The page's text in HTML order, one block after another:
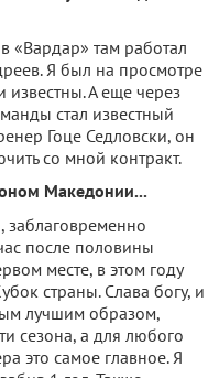
«Вардар» там работал
Я был на просмотре
известны. А еще через
стал известный
Гоце Седловски, он
со мной контракт.
Македонии...
после половины
месте, в этом году
страны. Слава богу, и
лучшим образом,
сезона, а для любого
это самое главное. Я